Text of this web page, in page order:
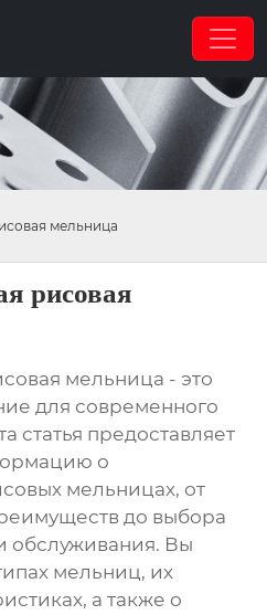
мельница
рисовая
мельница - это
для современного
статья предоставляет
о
мельницах, от
до выбора
обслуживания. Вы
мельниц, их
а также о